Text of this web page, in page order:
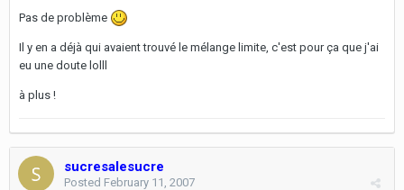
Pas de problème
Il y en a déjà qui avaient trouvé le mélange limite, c'est pour ça que j'ai
eu une doute lolll
à plus !
sucresalesucre
Posted February 11, 2007